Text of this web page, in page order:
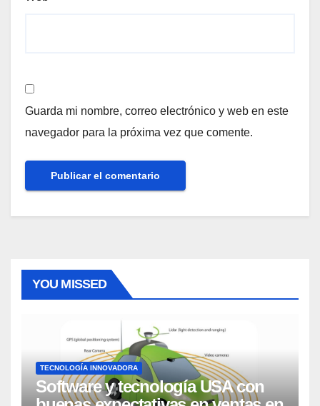
Guarda mi nombre, correo electrónico y web en este
navegador para la próxima vez que comente.
YOU MISSED
TECNOLOGÍA INNOVADORA
Software y tecnología USA con